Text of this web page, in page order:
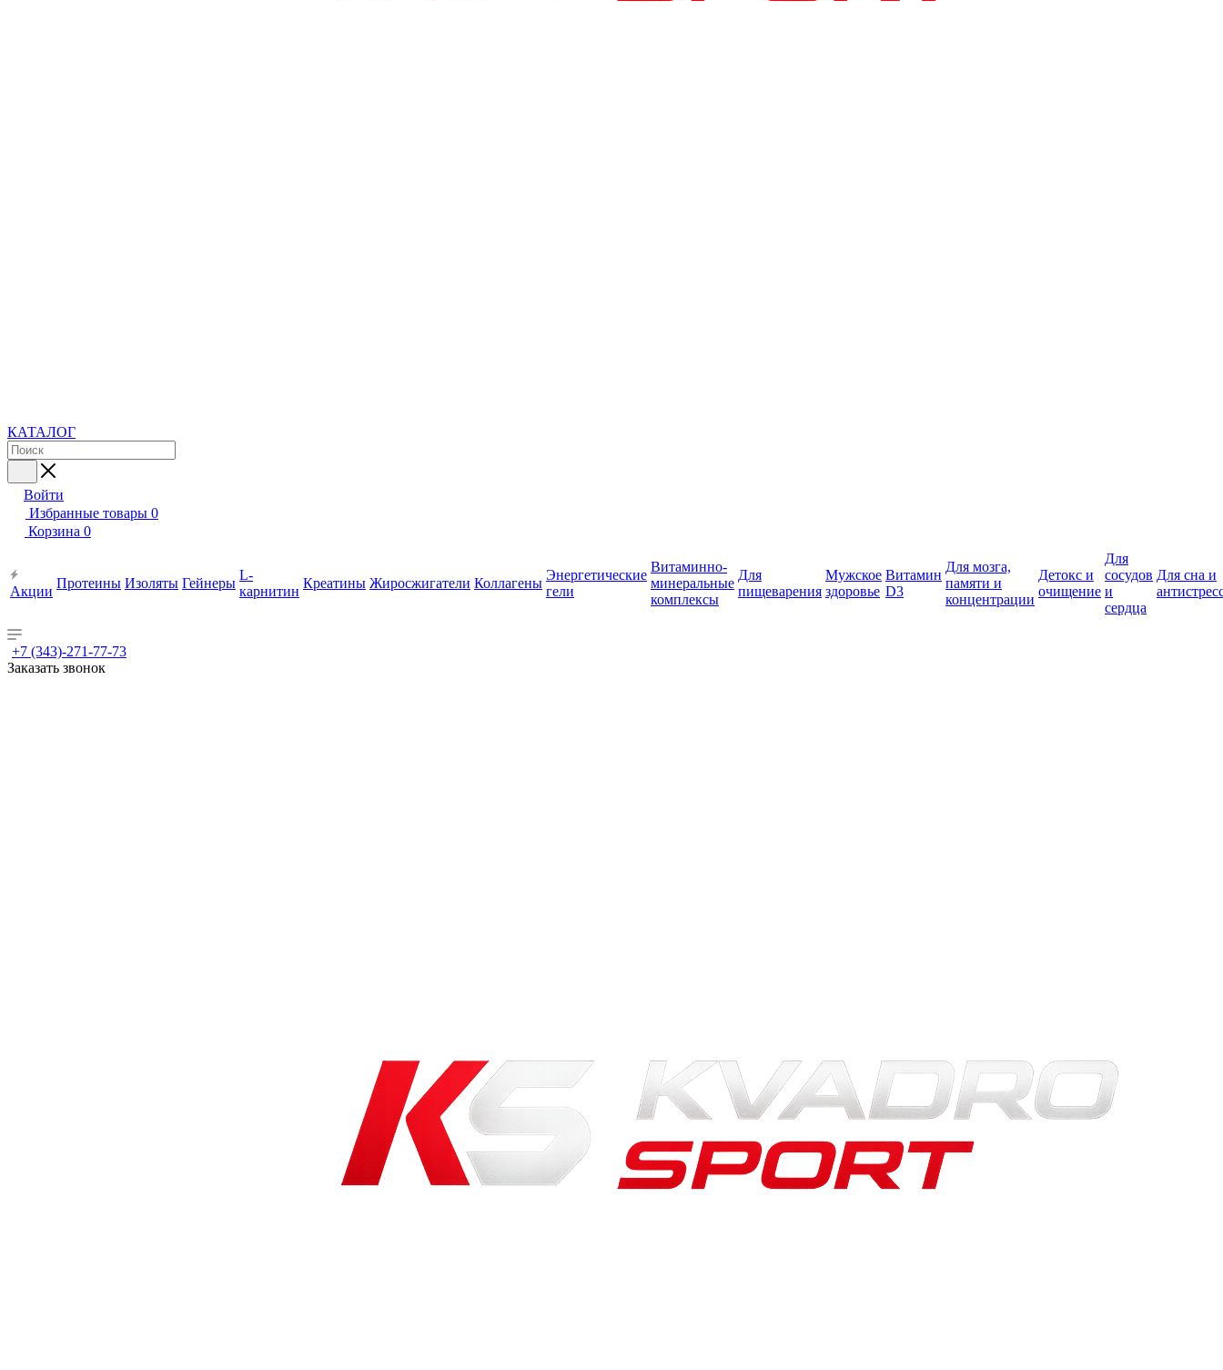
КАТАЛОГ
Войти
Избранные товары 0
Корзина 0
Акции
Протеины Изоляты Гейнеры
L-
карнитин
Креатины Жиросжигатели Коллагены
Энергетические
гели
Витаминно-
минеральные
комплексы
Для
пищеварения
Мужское
здоровье
Витамин
D3
Для мозга,
памяти и
концентрации
Детокс и
очищение
Для
сосудов
и
сердца
Для сна и
+7 (343)-271-77-73
Заказать звонок